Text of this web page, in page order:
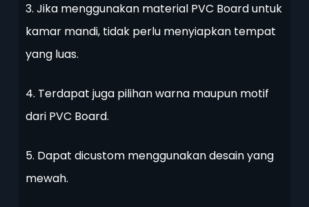
3. Jika menggunakan material PVC Board untuk
kamar mandi, tidak perlu menyiapkan tempat
yang luas.
4. Terdapat juga pilihan warna maupun motif
dari PVC Board.
5. Dapat dicustom menggunakan desain yang
mewah.